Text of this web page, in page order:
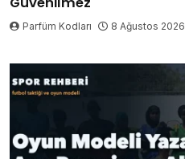
Parfüm Kodları 8 Ağustos 2026